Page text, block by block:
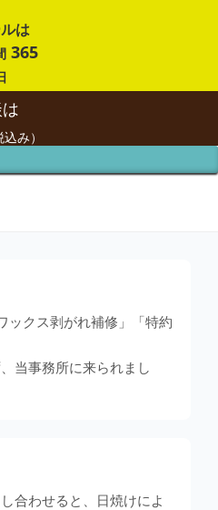
は
365
込み）
ックス剥がれ補修」「特約
当事務所に来られまし
合わせると、日焼けによ